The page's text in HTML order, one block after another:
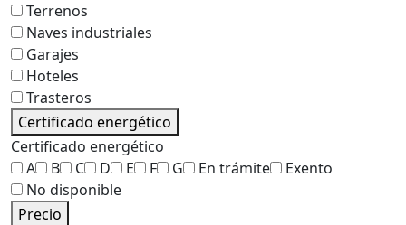
Terrenos
Naves industriales
Garajes
Hoteles
Trasteros
Certificado energético
Certificado energético
A
B C D E F G En trámite
Exento
No disponible
Precio